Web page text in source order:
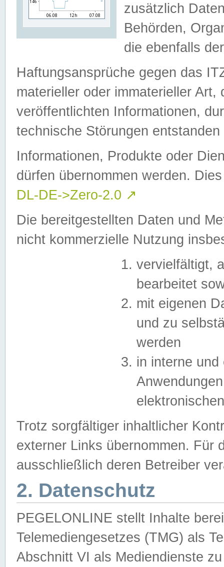
zusätzlich
Behörden,
die ebenfalls
Haftungsansprüche gegen das
materieller oder immaterieller
veröffentlichten Informationen,
technische Störungen
Informationen, Produkte oder
dürfen übernommen werden.
DL-DE->Zero-2.0 ↗
Die bereitgestellten Daten und
nicht kommerzielle Nutzung
vervielfältigt,
bearbeitet
mit eigenen
und zu
werden
in interne
Trotz sorgfältiger inhaltlicher
externer Links übernommen. Für
ausschließlich deren Betreiber
2. Datenschutz
PEGELONLINE stellt Inhalte
Telemediengesetzes (TMG) als
Abschnitt VI als Mediendienste